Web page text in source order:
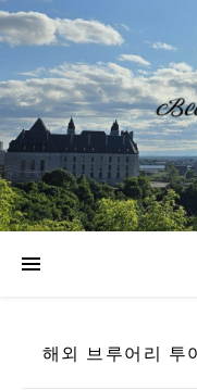
해외 브루어리 투